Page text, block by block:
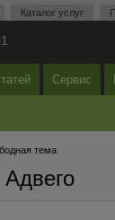
Каталог услуг
Сервис
тема